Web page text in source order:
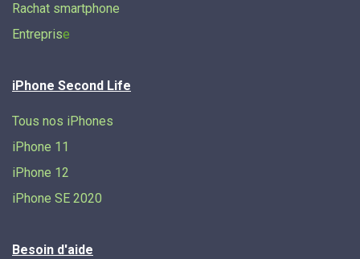
Rachat smartphone
Entreprise
iPhone Second Life
Tous nos iPhones
iPhone 11
iPhone 12
iPhone SE 2020
Besoin d'aide